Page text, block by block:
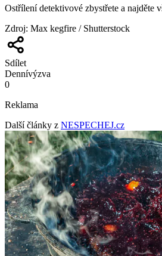
Ostřílení detektivové zbystřete a najděte
Zdroj: Max kegfire / Shutterstock
Sdílet
Dennívýzva
0
Reklama
Další články z NESPECHEJ.cz